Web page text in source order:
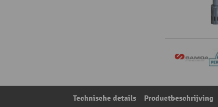
Technische details Productbeschrijving